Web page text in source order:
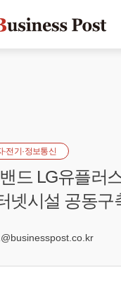
·전기·정보통신
드 LG유플러
넷시설 공동구